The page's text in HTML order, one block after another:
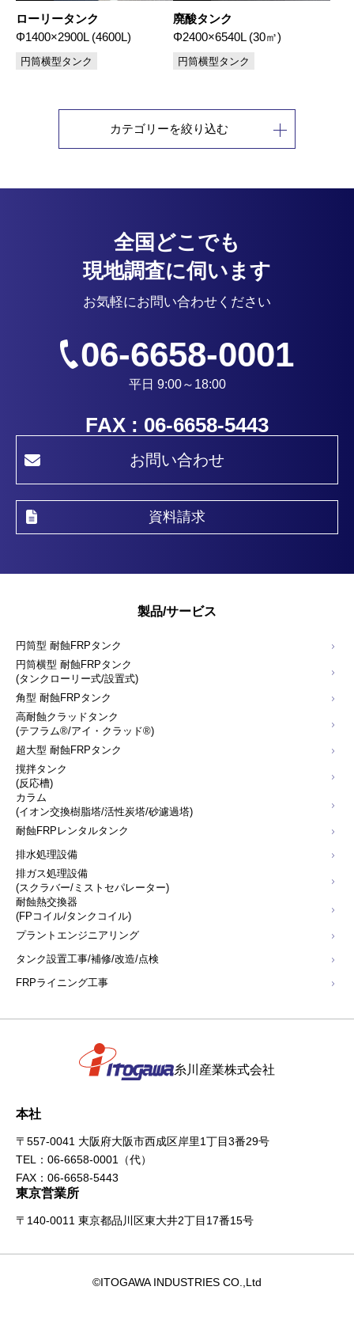
ローリータンク
Φ1400×2900L (4600L)
円筒横型タンク
廃酸タンク
Φ2400×6540L (30㎥)
円筒横型タンク
カテゴリーを絞り込む
全国どこでも
現地調査に伺います
お気軽にお問い合わせください
06-6658-0001
平日 9:00～18:00
FAX : 06-6658-5443
お問い合わせ
資料請求
糸川産業株式会社
本社
〒557-0041 大阪府大阪市西成区岸里1丁目3番29号
TEL： 06-6658-0001
（代）
FAX：06-6658-5443
東京営業所
〒140-0011 東京都品川区東大井2丁目17番15号
製品/サービス
円筒型 耐蝕FRPタンク
円筒横型 耐蝕FRPタンク
(タンクローリー式/設置式)
角型 耐蝕FRPタンク
高耐蝕クラッドタンク
(テフラム®/アイ・クラッド®)
超大型 耐蝕FRPタンク
撹拌タンク
(反応槽)
カラム
(イオン交換樹脂塔/活性炭塔/砂濾過塔)
耐蝕FRPレンタルタンク
排水処理設備
排ガス処理設備
(スクラバー/ミストセパレーター)
耐蝕熱交換器
(FPコイル/タンクコイル)
プラントエンジニアリング
タンク設置工事/補修/改造/点検
FRPライニング工事
©ITOGAWA INDUSTRIES CO.,Ltd